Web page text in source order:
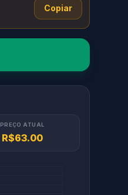
Copiar
PREÇO ATUAL
R$63.00